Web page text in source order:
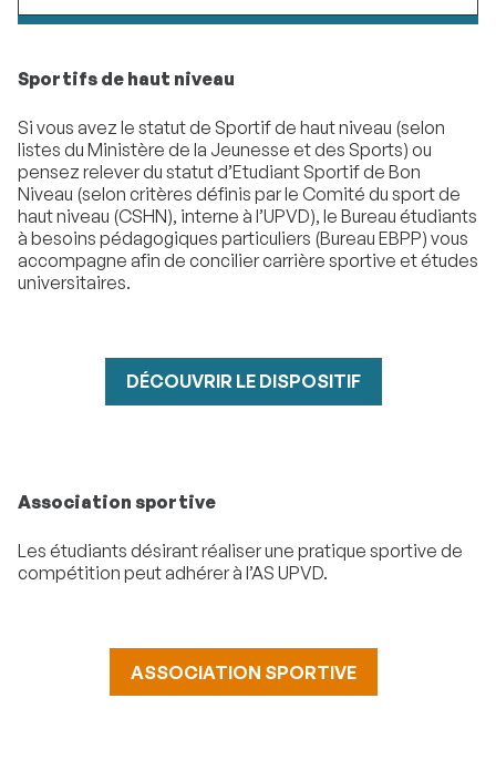
Sportifs de haut niveau
Si vous avez le statut de Sportif de haut niveau (selon
listes du Ministère de la Jeunesse et des Sports) ou
pensez relever du statut d’Etudiant Sportif de Bon
Niveau (selon critères définis par le Comité du sport de
haut niveau (CSHN), interne à l’UPVD), le Bureau étudiants
à besoins pédagogiques particuliers (Bureau EBPP) vous
accompagne afin de concilier carrière sportive et études
universitaires.
DÉCOUVRIR LE DISPOSITIF
Association sportive
Les étudiants désirant réaliser une pratique sportive de
compétition peut adhérer à l’AS UPVD.
ASSOCIATION SPORTIVE